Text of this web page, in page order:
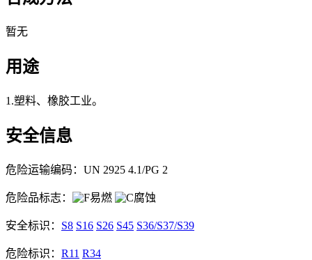
暂无
用途
1.塑料、橡胶工业。
安全信息
危险运输编码：UN 2925 4.1/PG 2
危险品标志： 易燃 腐蚀
安全标识： S8 S16 S26 S45 S36/S37/S39
危险标识： R11 R34